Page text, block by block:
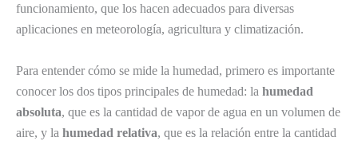
funcionamiento, que los hacen adecuados para diversas
aplicaciones en meteorología, agricultura y climatización.
Para entender cómo se mide la humedad, primero es importante
conocer los dos tipos principales de humedad: la humedad
absoluta, que es la cantidad de vapor de agua en un volumen de
aire, y la humedad relativa, que es la relación entre la cantidad